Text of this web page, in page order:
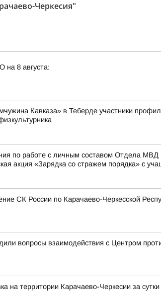
Черкесия"
на 8 августа:
Кавказа» в Теберде участники
по работе с личным составом Отдела
акция «Зарядка со стражем порядка» с
СК России по Карачаево-Черкесской
вопросы взаимодействия с Центром
на территории Карачаево-Черкесии за сутки